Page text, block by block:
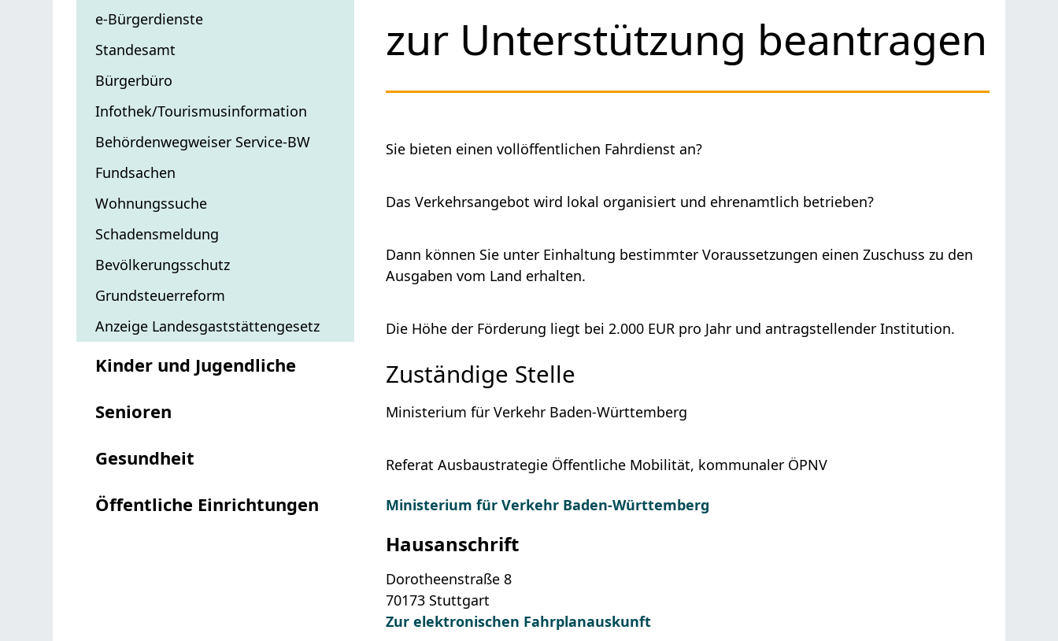
e-Bürgerdienste
Standesamt
Bürgerbüro
Infothek/Tourismusinformation
Behördenwegweiser Service-BW
Fundsachen
Wohnungssuche
Schadensmeldung
Bevölkerungsschutz
Grundsteuerreform
Anzeige Landesgaststättengesetz
Kinder und Jugendliche
Senioren
Gesundheit
Öffentliche Einrichtungen
zur Unterstützung beantragen
Sie bieten einen vollöffentlichen Fahrdienst an?
Das Verkehrsangebot wird lokal organisiert und ehrenamtlich betrieben?
Dann können Sie unter Einhaltung bestimmter Voraussetzungen einen Zuschuss zu den
Ausgaben vom Land erhalten.
Die Höhe der Förderung liegt bei 2.000 EUR pro Jahr und antragstellender Institution.
Zuständige Stelle
Ministerium für Verkehr Baden-Württemberg
Referat Ausbaustrategie Öffentliche Mobilität, kommunaler ÖPNV
Ministerium für Verkehr Baden-Württemberg
Hausanschrift
Dorotheenstraße 8
70173 Stuttgart
Zur elektronischen Fahrplanauskunft